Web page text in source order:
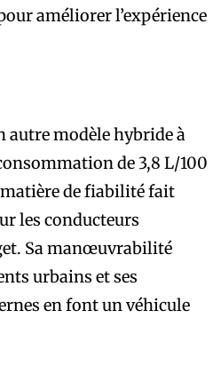
améliorer l’expérience
autre modèle hybride à
de 3,8 L/100
de fiabilité fait
les conducteurs
Sa manœuvrabilité
urbains et ses
en font un véhicule